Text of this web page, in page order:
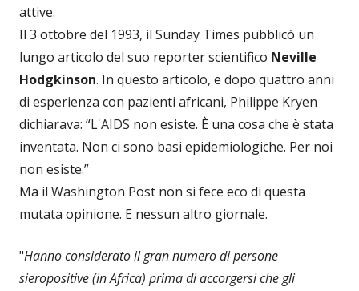
attive.
Il 3 ottobre del 1993, il Sunday Times pubblicò un
lungo articolo del suo reporter scientifico Neville
Hodgkinson. In questo articolo, e dopo quattro anni
di esperienza con pazienti africani, Philippe Kryen
dichiarava: “L'AIDS non esiste. È una cosa che è stata
inventata. Non ci sono basi epidemiologiche. Per noi
non esiste.”
Ma il Washington Post non si fece eco di questa
mutata opinione. E nessun altro giornale.
"Hanno considerato il gran numero di persone
sieropositive (in Africa) prima di accorgersi che gli